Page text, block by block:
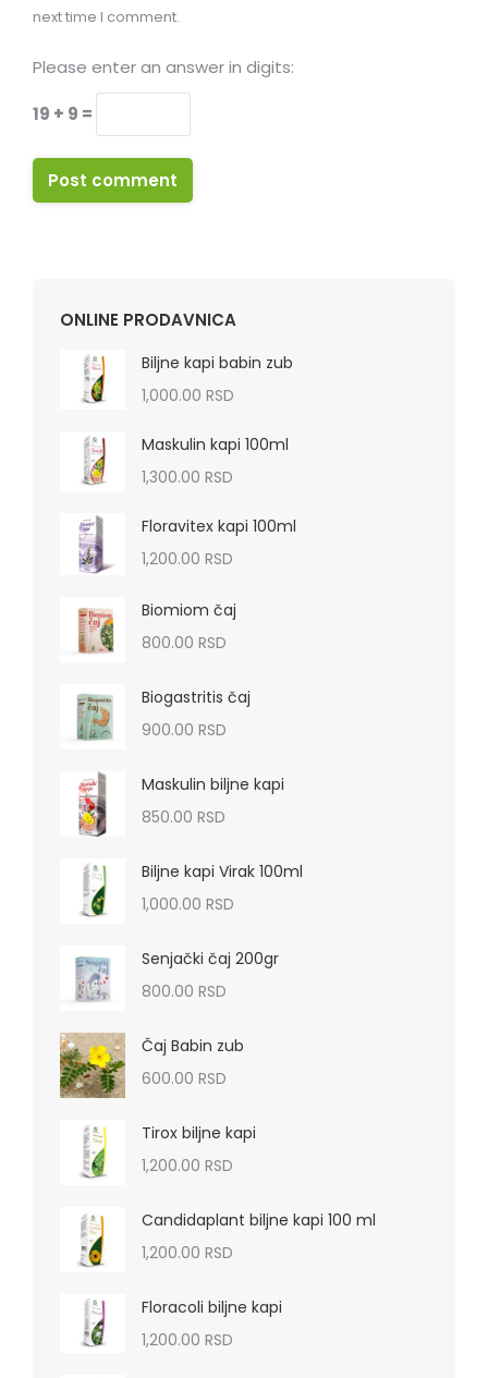
next time I comment.
Please enter an answer in digits:
19 + 9 =
Post comment
ONLINE PRODAVNICA
Biljne kapi babin zub
1,000.00 RSD
Maskulin kapi 100ml
1,300.00 RSD
Floravitex kapi 100ml
1,200.00 RSD
Biomiom čaj
800.00 RSD
Biogastritis čaj
900.00 RSD
Maskulin biljne kapi
850.00 RSD
Biljne kapi Virak 100ml
1,000.00 RSD
Senjački čaj 200gr
800.00 RSD
Čaj Babin zub
600.00 RSD
Tirox biljne kapi
1,200.00 RSD
Candidaplant biljne kapi 100 ml
1,200.00 RSD
Floracoli biljne kapi
1,200.00 RSD